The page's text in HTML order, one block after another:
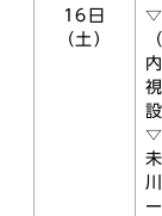
16日
（土）
▽